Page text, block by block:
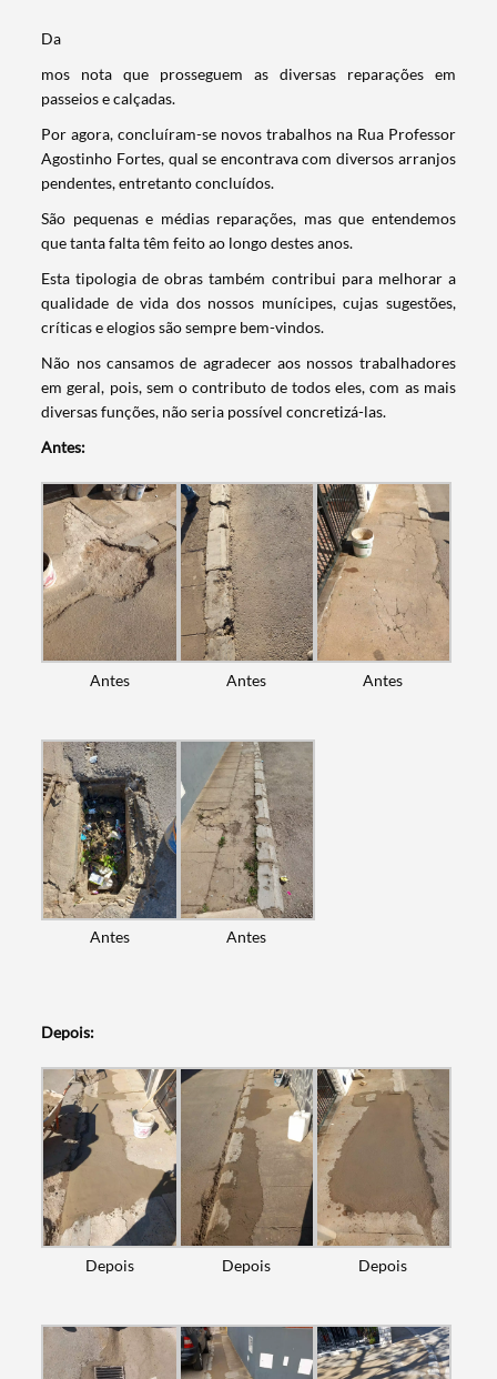
Termo de Pesquisa
Categorias gerais
Filtros
Da
mos nota que prosseguem as diversas reparações em
passeios e calçadas.
Por agora, concluíram-se novos trabalhos na Rua Professor
Agostinho Fortes, qual se encontrava com diversos arranjos
pendentes, entretanto concluídos.
São pequenas e médias reparações, mas que entendemos
que tanta falta têm feito ao longo destes anos.
Esta tipologia de obras também contribui para melhorar a
qualidade de vida dos nossos munícipes, cujas sugestões,
críticas e elogios são sempre bem-vindos.
Não nos cansamos de agradecer aos nossos trabalhadores
em geral, pois, sem o contributo de todos eles, com as mais
diversas funções, não seria possível concretizá-las.
Antes:
Antes Antes Antes
Antes Antes
Depois:
Depois Depois Depois